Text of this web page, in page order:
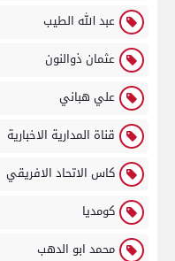
عبد الله الطيب
عثمان ذوالنون
علي هباني
قناة المدارية الاخبارية
كاس الاتحاد الافريقي
كومديا
محمد ابو الدهب